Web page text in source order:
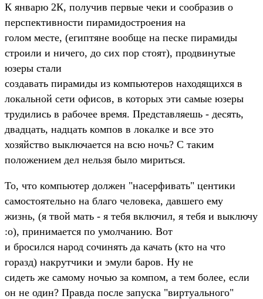
К январю 2К, получив первые чеки и сообразив о
перспективности пирамидостроения на
голом месте, (египтяне вообще на песке пирамиды
строили и ничего, до сих пор стоят), продвинутые
юзеры стали
создавать пирамиды из компьютеров находящихся в
локальной сети офисов, в которых эти самые юзеры
трудились в рабочее время. Представляешь - десять,
двадцать, надцать компов в локалке и все это
хозяйство выключается на всю ночь? С таким
положением дел нельзя было мириться.
То, что компьютер должен "насерфивать" центики
самостоятельно на благо человека, давшего ему
жизнь, (я твой мать - я тебя включил, я тебя и выключу
:о), принимается по умолчанию. Вот
и бросился народ сочинять да качать (кто на что
горазд) накрутчики и эмули баров. Ну не
сидеть же самому ночью за компом, а тем более, если
он не один? Правда после запуска "виртуального"